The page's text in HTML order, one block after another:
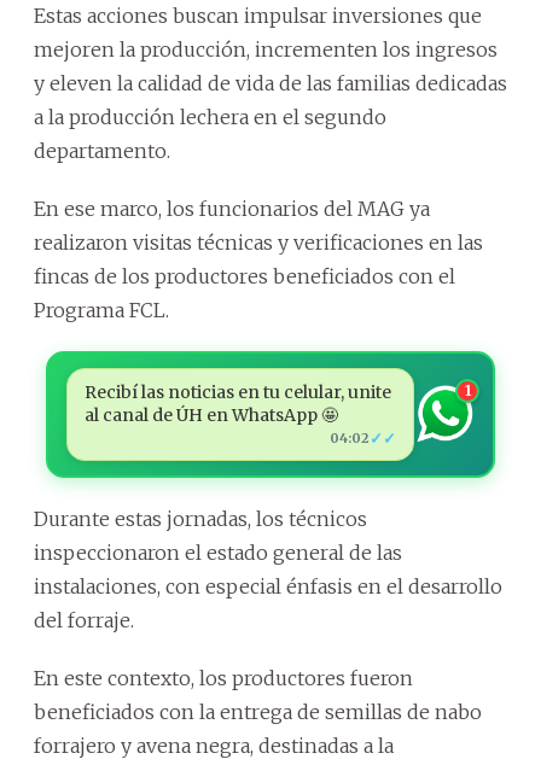
Estas acciones buscan impulsar inversiones que
mejoren la producción, incrementen los ingresos
y eleven la calidad de vida de las familias dedicadas
a la producción lechera en el segundo
departamento.
En ese marco, los funcionarios del MAG ya
realizaron visitas técnicas y verificaciones en las
fincas de los productores beneficiados con el
Programa FCL.
Recibí las noticias en tu celular, unite
al canal de ÚH en WhatsApp 🤩
04:02 ✓✓
1
Durante estas jornadas, los técnicos
inspeccionaron el estado general de las
instalaciones, con especial énfasis en el desarrollo
del forraje.
En este contexto, los productores fueron
beneficiados con la entrega de semillas de nabo
forrajero y avena negra, destinadas a la